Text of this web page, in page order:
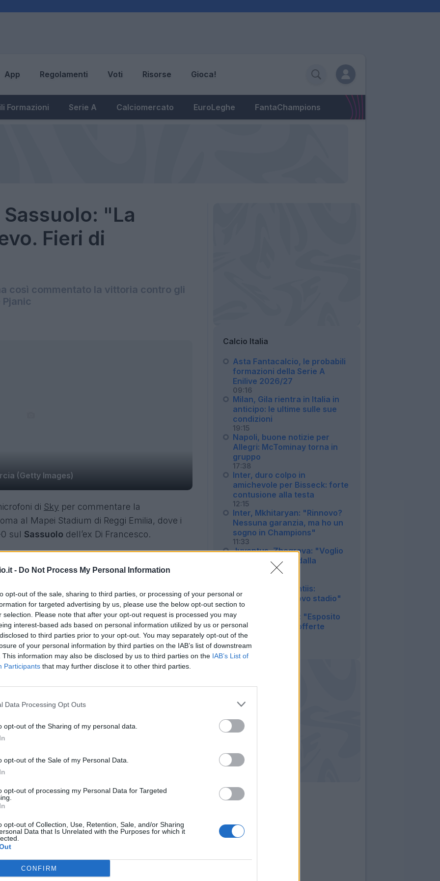
- Do Not Process My Personal Information
opt-out of the sale, sharing to third parties, or processing of your personal or
for targeted advertising by us, please use the below opt-out section to
selection. Please note that after your opt-out request is processed you may
interest-based ads based on personal information utilized by us or personal
to third parties prior to your opt-out. You may separately opt-out of the
of your personal information by third parties on the IAB’s list of downstream
This information may also be disclosed by us to third parties on the IAB’s List of
Participants that may further disclose it to other third parties.
Data Processing Opt Outs
opt-out of the Sharing of my personal data.
opt-out of the Sale of my Personal Data.
opt-out of processing my Personal Data for Targeted
opt-out of Collection, Use, Retention, Sale, and/or Sharing
Data that Is Unrelated with the Purposes for which it
CONFIRM
App Regolamenti Voti Risorse Gioca!
Formazioni Serie A Calciomercato EuroLeghe FantaChampions
"La
Fieri di
così commentato la vittoria contro gli
(Getty Images)
di Sky per commentare la
al Mapei Stadium di Reggi Emilia, dove i
sul Sassuolo dell’ex Di Francesco.
la partita per 90 minuti
abbiamo fatto una partita piena. Siamo stati
Non faccio i complimenti ai ragazzi perché
3 punti e per il momento abbiamo fatto la
De Rossi è un segno di vitalità?
viva, con carattere, orgoglio e dignità”.
ha trovato la strada giusta?“Non è
di quello che fanno i ragazzi in campo. Oggi
ed è solo il campo che parla”
con Keita e con Pjanic più avanzato:
e prima del riscaldamento Keita mi ha
e gli ho detto che non lo avrei fatto
è rientrato. Sono contentissimo per
di segnare e ha fato un gol da vero
della squadra alle sue parole: “Mire ha
ed è stato decisivo. Ognuno di loro può
strada giusta”.
Calcio Italia
Asta Fantacalcio, le probabili
formazioni della Serie A
Enilive 2026/27
09:16
Milan, Gila rientra in Italia in
anticipo: le ultime sulle sue
condizioni
19:15
Napoli, buone notizie per
Allegri: McTominay torna in
gruppo
17:38
Inter, duro colpo in
amichevole per Bisseck: forte
contusione alla testa
12:15
Inter, Mkhitaryan: "Rinnovo?
Nessuna garanzia, ma ho un
sogno in Champions"
11:33
Juventus, Zhegrova: "Voglio
restare, frenato dalla
Napoli, De Laurentiis:
"Vogliamo un nuovo stadio"
08:48
Cagliari, dg Melis: "Esposito
via, ma solo con offerte
congrue"
08:26